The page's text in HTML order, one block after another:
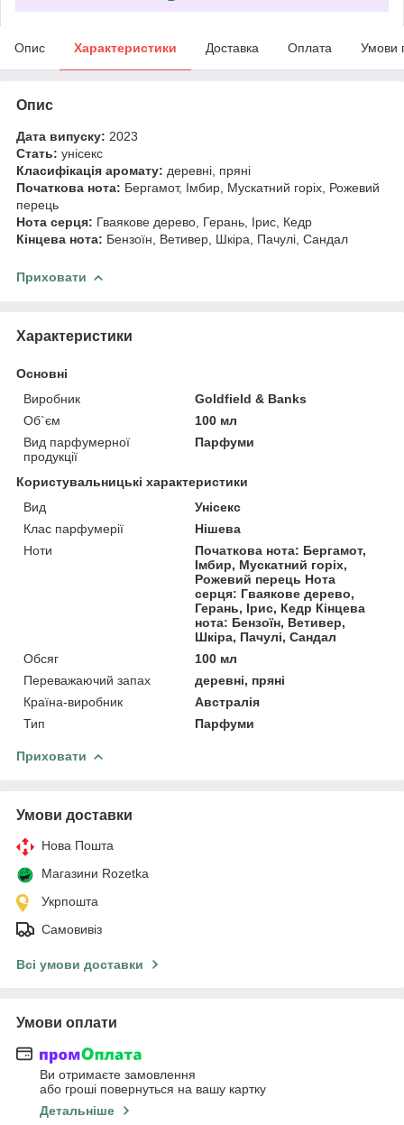
Опис Характеристики Доставка Оплата Умови
Опис
Дата випуску: 2023
Стать: унісекс
Класифікація аромату: деревні, пряні
Початкова нота: Бергамот, Імбир, Мускатний горіх, Рожевий
перець
Нота серця: Гваякове дерево, Герань, Ірис, Кедр
Кінцева нота: Бензоїн, Ветивер, Шкіра, Пачулі, Сандал
Приховати
Характеристики
Основні
Виробник
Goldfield & Banks
Об`єм
100 мл
Вид парфумерної
продукції
Парфуми
Користувальницькі характеристики
Вид
Унісекс
Клас парфумерії
Нішева
Ноти
Початкова нота: Бергамот,
Імбир, Мускатний горіх,
Рожевий перець Нота
серця: Гваякове дерево,
Герань, Ірис, Кедр Кінцева
нота: Бензоїн, Ветивер,
Шкіра, Пачулі, Сандал
Обсяг
100 мл
Переважаючий запах
деревні, пряні
Країна-виробник
Австралія
Тип
Парфуми
Приховати
Умови доставки
Нова Пошта
Магазини Rozetka
Укрпошта
Самовивіз
Всі умови доставки
Умови оплати
Ви отримаєте замовлення
або гроші повернуться на вашу картку
Детальніше